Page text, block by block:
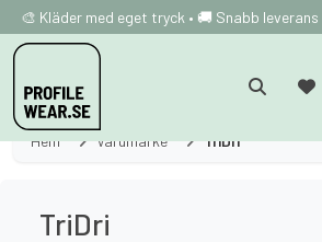
🎨 Kläder med eget tryck • 🚚 Snabb leverans
Hem Varumärke TriDri
TriDri